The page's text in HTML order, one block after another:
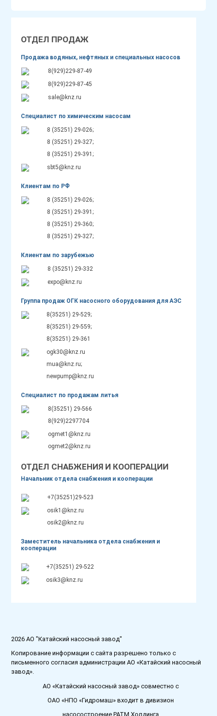
ОТДЕЛ ПРОДАЖ
Продажа водяных, нефтяных и специальных насосов
8(929)229-87-49
8(929)229-87-45
sale@knz.ru
Специалист по химическим насосам
8 (35251) 29-026;
8 (35251) 29-327;
8 (35251) 29-391;
sbt5@knz.ru
Клиентам по РФ
8 (35251) 29-026;
8 (35251) 29-391;
8 (35251) 29-360;
8 (35251) 29-327;
Клиентам по зарубежью
8 (35251) 29-332
expo@knz.ru
Группа продаж ОГК насосного оборудования для АЭС
8(35251) 29-529;
8(35251) 29-559;
8(35251) 29-361
ogk30@knz.ru
mua@knz.ru;
newpump@knz.ru
Специалист по продажам литья
8(35251) 29-566
8(929)2297704
ogmet1@knz.ru
ogmet2@knz.ru
ОТДЕЛ СНАБЖЕНИЯ И КООПЕРАЦИИ
Начальник отдела снабжения и кооперации
+7(35251)29-523
osik1@knz.ru
osik2@knz.ru
Заместитель начальника отдела снабжения и
кооперации
+7(35251) 29-522
osik3@knz.ru
2026 АО "Катайский насосный завод"
Копирование информации с сайта разрешено только с
письменного согласия администрации АО «Катайский насосный
завод».
АО «Катайский насосный завод» совместно с
ОАО «НПО «Гидромаш» входит в дивизион
насосостроение РАТМ Холдинга